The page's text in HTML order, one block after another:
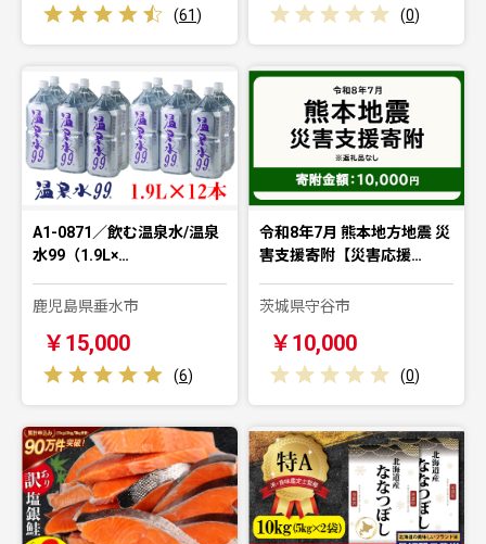
(61) (0)
A1-0871／飲む温泉水/温泉
水99（1.9L×…
鹿児島県垂水市
￥15,000
(6)
令和8年7月 熊本地方地震 災
害支援寄附【災害応援…
茨城県守谷市
￥10,000
(0)